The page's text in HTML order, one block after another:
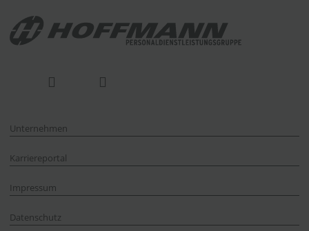
Unternehmen
Karriereportal
Impressum
Datenschutz